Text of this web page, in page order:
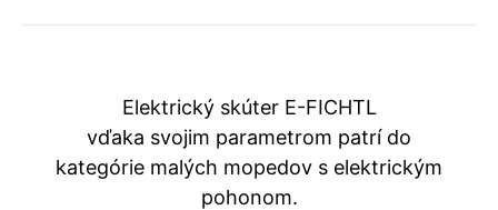
Elektrický skúter E-FICHTL
vďaka svojim parametrom patrí do
kategórie malých mopedov s elektrickým
pohonom.